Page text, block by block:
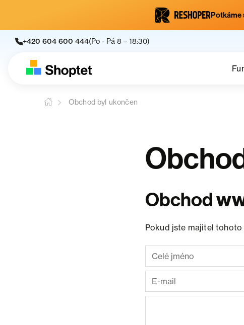
Potkáme
+420 604 600 444(Po - Pá 8 – 18:30)
Obchod byl ukončen
Obchod
Pokud jste majitel tohoto